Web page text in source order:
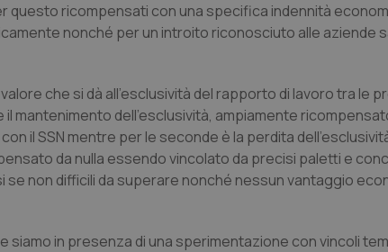
ricompensati con una specifica indennità
nonché per un introito riconosciuto alle aziende
che si dà all’esclusività del rapporto di lavoro tra le
mantenimento dell’esclusività, ampiamente
il SSN mentre per le seconde è la perdita
da nulla essendo vincolato da precisi paletti e
non difficili da superare nonché nessun vantaggio
siamo in presenza di una sperimentazione con vincoli